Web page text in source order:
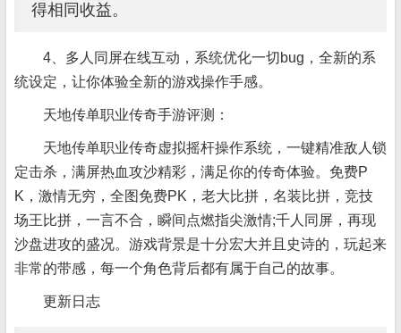
得相同收益。
4、多人同屏在线互动，系统优化一切bug，全新的系
统设定，让你体验全新的游戏操作手感。
天地传单职业传奇手游评测：
天地传单职业传奇虚拟摇杆操作系统，一键精准敌人锁
定击杀，满屏热血攻沙精彩，满足你的传奇体验。免费P
K，激情无穷，全图免费PK，老大比拼，名装比拼，竞技
场王比拼，一言不合，瞬间点燃指尖激情;千人同屏，再现
沙盘进攻的盛况。游戏背景是十分宏大并且史诗的，玩起来
非常的带感，每一个角色背后都有属于自己的故事。
更新日志